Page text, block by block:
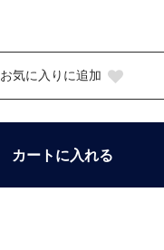
お気に入りに追加
カートに入れる